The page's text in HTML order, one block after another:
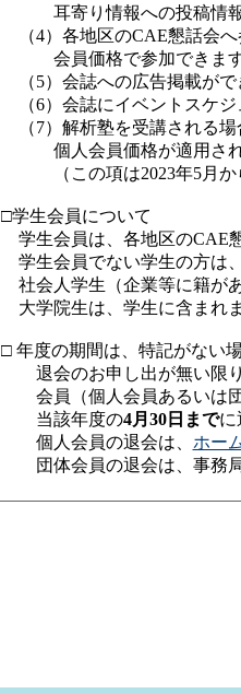
耳寄り情報への投稿情報
（4）各地区のCAE懇話会へ
会員価格で参加できます
（5）会誌への広告掲載がで
（6）会誌にイベントスケジ
（7）解析塾を受講される場
個人会員価格が適用され
（この項は2023年5月か
□学生会員について
学生会員は、各地区のCAE
学生会員でない学生の方は
社会人学生（企業等に籍が
大学院生は、学生に含まれ
□ 年度の期間は、特記がない
退会のお申し出が無い限
会員（個人会員あるいは団
当該年度の4月30日までに
個人会員の退会は、 ホー
団体会員の退会は、事務局